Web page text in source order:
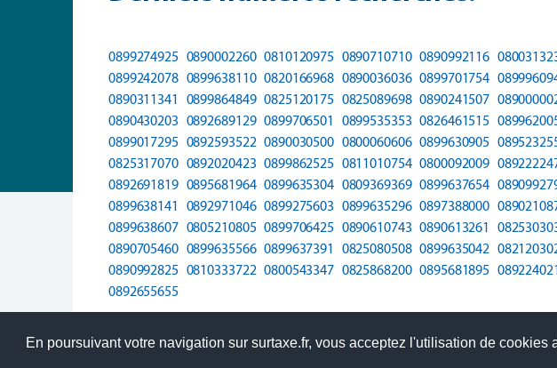
En poursuivant votre navigation sur surtaxe.fr, vous acceptez l'utilisation de cookies
0899274925 0890002260 0810120975 0890710710 0890992116
0899242078 0899638110 0820166968 0890036036 0899701754
0890311341 0899864849 0825120175 0825089698 0890241507
0890430203 0892689129 0899706501 0899535353 0826461515
0899017295 0892593522 0890030500 0800060606 0899630905
0825317070 0892020423 0899862525 0811010754 0800092009
0892691819 0895681964 0899635304 0809369369 0899637654
0899638141 0892971046 0899275603 0899635296 0897388000
0899638607 0805210805 0899706425 0890610743 0890613261
0890705460 0899635566 0899637391 0825080508 0899635042
0890992825 0810333722 0800543347 0825868200 0895681895
0892655655